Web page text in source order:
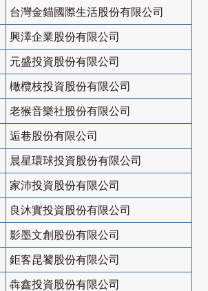
台灣金錨國際生活股份有限公司
興澤企業股份有限公司
元盛投資股份有限公司
橄欖枝投資股份有限公司
老猴音樂社股份有限公司
逅巷股份有限公司
晨星環球投資股份有限公司
家沛投資股份有限公司
良沐實投資股份有限公司
影墨文創股份有限公司
鉅客昆饕股份有限公司
犇鑫投資股份有限公司